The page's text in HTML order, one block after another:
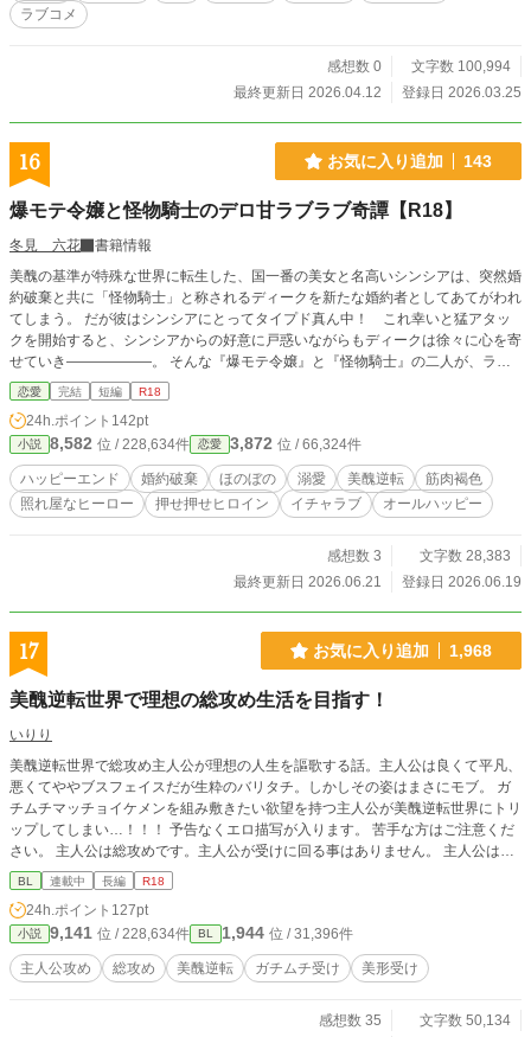
ラブコメ
感想数 0
文字数 100,994
最終更新日 2026.04.12
登録日 2026.03.25
16 お気に入り追加 143
爆モテ令嬢と怪物騎士のデロ甘ラブラブ奇譚【R18】
冬見 六花
書籍情報
美醜の基準が特殊な世界に転生した、国一番の美女と名高いシンシアは、突然婚
約破棄と共に「怪物騎士」と称されるディークを新たな婚約者としてあてがわれ
てしまう。 だが彼はシンシアにとってタイプド真ん中！ これ幸いと猛アタッ
クを開始すると、シンシアからの好意に戸惑いながらもディークは徐々に心を寄
せていき――――――。 そんな『爆モテ令嬢』と『怪物騎士』の二人が、ラブ
ラブになるまでのお話。
恋愛 完結 短編 R18
24h.ポイント 142pt
小説 8,582 位 / 228,634件 恋愛 3,872 位 / 66,324件
ハッピーエンド 婚約破棄 ほのぼの 溺愛 美醜逆転
筋肉褐色
照れ屋なヒーロー
押せ押せヒロイン イチャラブ オールハッピー
感想数 3
文字数 28,383
最終更新日 2026.06.21
登録日 2026.06.19
17 お気に入り追加 1,968
美醜逆転世界で理想の総攻め生活を目指す！
いりり
美醜逆転世界で総攻め主人公が理想の人生を謳歌する話。主人公は良くて平凡、
悪くてややブスフェイスだが生粋のバリタチ。しかしその姿はまさにモブ。 ガ
チムチマッチョイケメンを組み敷きたい欲望を持つ主人公が美醜逆転世界にトリ
ップしてしまい…！！！ 予告なくエロ描写が入ります。 苦手な方はご注意くだ
さい。 主人公は総攻めです。主人公が受けに回る事はありません。 主人公はガ
チムチイケメンに弱く、隙あらば抱いていく性格です。 最初のプロローグに主
人公×モブ描写あります。 性描写がある話には※を付けています。
BL 連載中 長編 R18
24h.ポイント 127pt
小説 9,141 位 / 228,634件 BL 1,944 位 / 31,396件
主人公攻め 総攻め 美醜逆転 ガチムチ受け 美形受け
感想数 35
文字数 50,134